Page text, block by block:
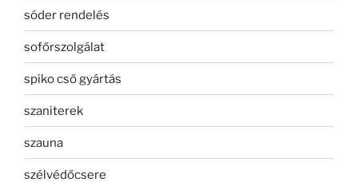
sóder rendelés
sofőrszolgálat
spiko cső gyártás
szaniterek
szauna
szélvédőcsere